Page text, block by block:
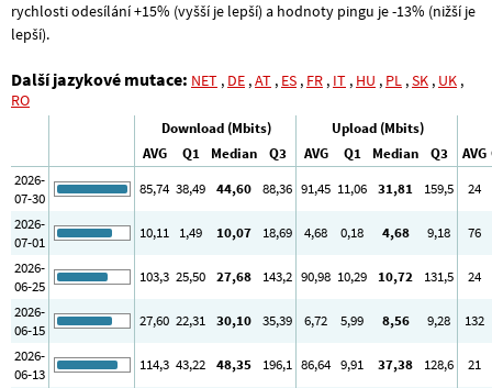
rychlosti odesílání +15% (vyšší je lepší) a hodnoty pingu je -13% (nižší je
lepší).
Další jazykové mutace: NET , DE ,AT , ES , FR , IT , HU , PL ,SK , UK ,
RO
Download (Mbits)
Upload (Mbits)
AVG
Q1 Median Q3 AVG Q1 Median Q3 AVG
2026-
07-30
85,74 38,49 44,60 88,36 91,45 11,06 31,81 159,5
24
2026-
07-01
10,11 1,49 10,07 18,69 4,68 0,18 4,68 9,18
76
2026-
06-25
103,3 25,50 27,68 143,2 90,98 10,29 10,72 131,5
24
2026-
06-15
27,60 22,31 30,10 35,39 6,72 5,99 8,56 9,28
132
2026-
06-13
114,3 43,22 48,35 196,1 86,64 9,91 37,38 128,6
21